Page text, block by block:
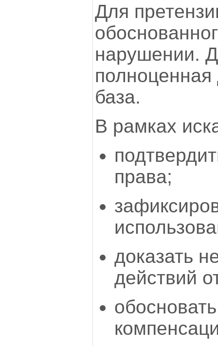
Для
нарушении.
полноценная
база.
В рамках
права;
доказать
действий